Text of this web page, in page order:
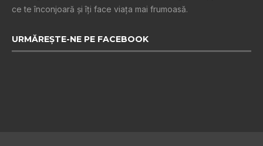
ce te înconjoară şi îţi face viaţa mai frumoasă.
URMĂREȘTE-NE PE FACEBOOK